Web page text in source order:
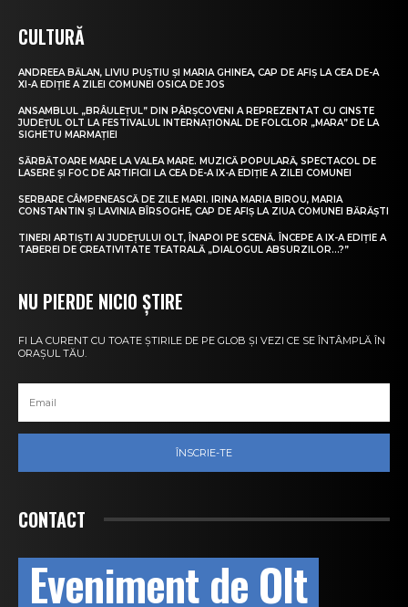
CULTURĂ
ANDREEA BĂLAN, LIVIU PUȘTIU ȘI MARIA GHINEA, CAP DE AFIȘ LA CEA DE-A
XI-A EDIȚIE A ZILEI COMUNEI OSICA DE JOS
ANSAMBLUL „BRÂULEȚUL” DIN PÂRȘCOVENI A REPREZENTAT CU CINSTE
JUDEȚUL OLT LA FESTIVALUL INTERNAȚIONAL DE FOLCLOR „MARA” DE LA
SIGHETU MARMAȚIEI
SĂRBĂTOARE MARE LA VALEA MARE. MUZICĂ POPULARĂ, SPECTACOL DE
LASERE ȘI FOC DE ARTIFICII LA CEA DE-A IX-A EDIȚIE A ZILEI COMUNEI
SERBARE CÂMPENEASCĂ DE ZILE MARI. IRINA MARIA BIROU, MARIA
CONSTANTIN ȘI LAVINIA BÎRSOGHE, CAP DE AFIȘ LA ZIUA COMUNEI BĂRĂȘTI
TINERI ARTIȘTI AI JUDEȚULUI OLT, ÎNAPOI PE SCENĂ. ÎNCEPE A IX-A EDIȚIE A
TABEREI DE CREATIVITATE TEATRALĂ „DIALOGUL ABSURZILOR…?”
NU PIERDE NICIO ȘTIRE
FI LA CURENT CU TOATE ȘTIRILE DE PE GLOB ȘI VEZI CE SE ÎNTÂMPLĂ ÎN
ORAȘUL TĂU.
ÎNSCRIE-TE
CONTACT
Eveniment de Olt